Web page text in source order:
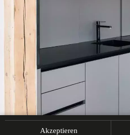
Akzeptieren